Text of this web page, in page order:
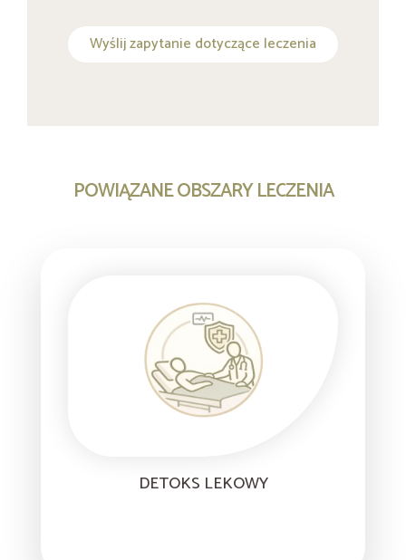
Wyślij zapytanie dotyczące leczenia
POWIĄZANE OBSZARY LECZENIA
DETOKS LEKOWY